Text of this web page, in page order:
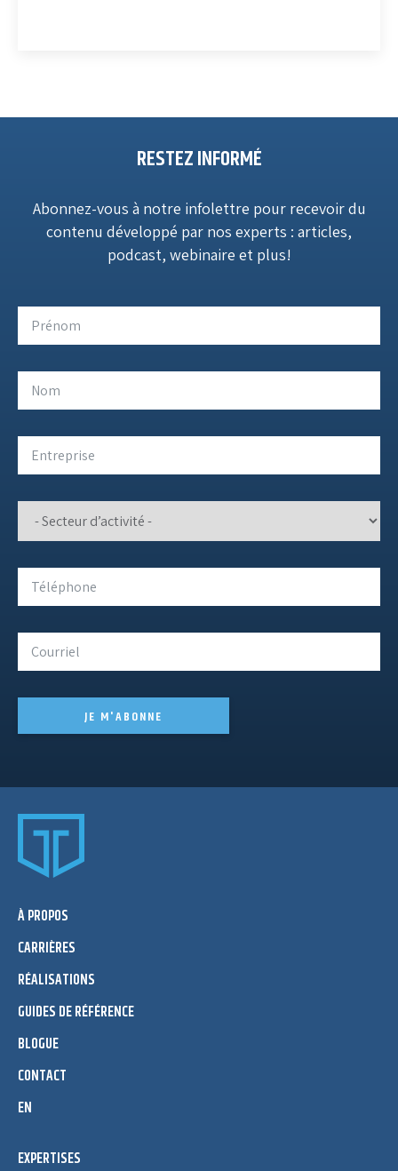
RESTEZ INFORMÉ
Abonnez-vous à notre infolettre pour recevoir du
contenu développé par nos experts : articles,
podcast, webinaire et plus!
JE M'ABONNE
À PROPOS
CARRIÈRES
RÉALISATIONS
GUIDES DE RÉFÉRENCE
BLOGUE
CONTACT
EN
EXPERTISES